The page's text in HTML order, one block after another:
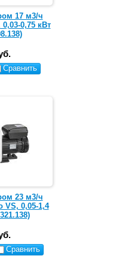
17 м3/ч
0,75 кВт
Сравнить
23 м3/ч
VS, 0,05-1,4
Сравнить